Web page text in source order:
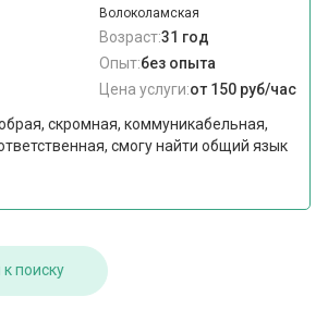
Волоколамская
Возраст:31 год
Опыт:без опыта
Цена услуги:от 150 руб/час
скромная, коммуникабельная,
смогу найти общий язык
поиску